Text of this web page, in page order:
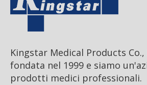
Kingstar Medical Products
fondata nel 1999 e siamo
prodotti medici professionali.